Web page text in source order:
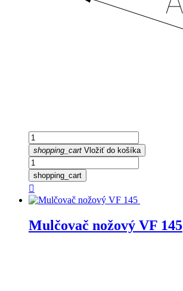
shopping_cart Vložiť do košíka
shopping_cart

Mulčovač nožový VF 145